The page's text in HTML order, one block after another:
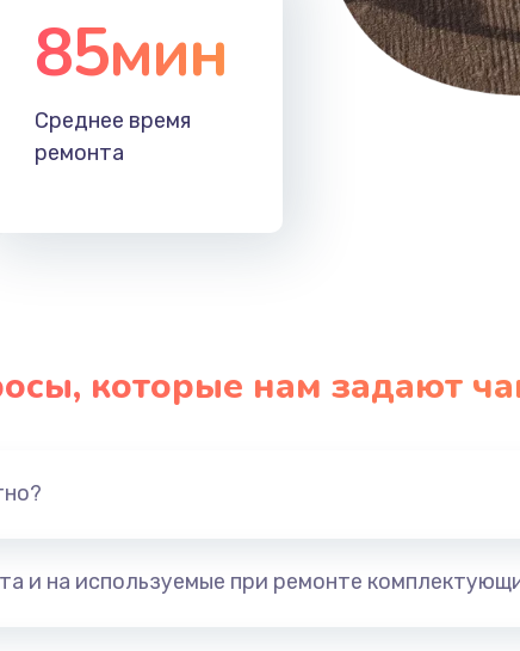
85мин
Среднее время
ремонта
которые нам задают
и на используемые при ремонте